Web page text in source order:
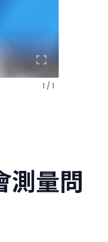
1 / 1
測量問